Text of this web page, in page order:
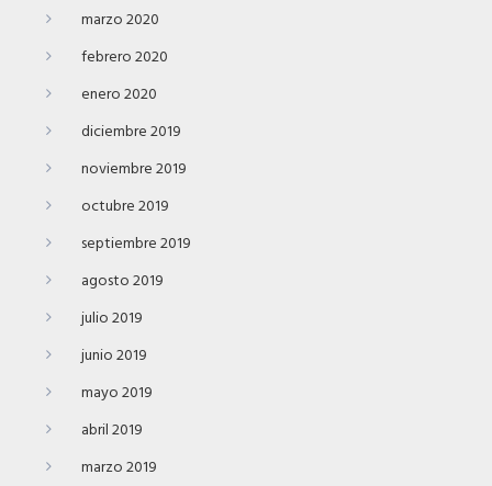
marzo 2020
febrero 2020
enero 2020
diciembre 2019
noviembre 2019
octubre 2019
septiembre 2019
agosto 2019
julio 2019
junio 2019
mayo 2019
abril 2019
marzo 2019